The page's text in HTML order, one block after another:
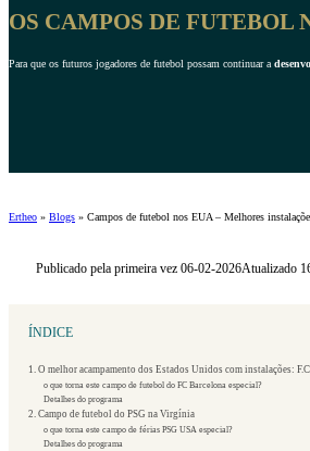
OS CAMPOS DE FUTEBOL
Para que os futuros jogadores de futebol possam continuar a
Ertheo » Blogs » Campos de futebol nos EUA – Melhores
Publicado pela primeira vez 06-02-2026Atualizado
ÍNDICE
1. O melhor acampamento dos Estados Unidos com instalações:
o que torna este campo de futebol do FC Barcelona especial?
Detalhes do programa
2. Campo de futebol do PSG na Virgínia
o que torna este campo de férias PSG USA especial?
Detalhes do programa